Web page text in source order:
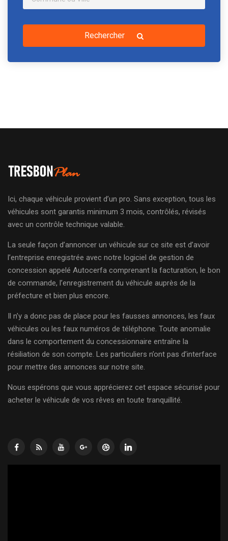
Rechercher
Ici, chaque véhicule provient d’un pro. Sans exception, tous les
véhicules sont garantis minimum 3 mois, contrôlés, révisés
avec un contrôle technique valable.
La seule façon d’annoncer un véhicule sur ce site est d’avoir
l’entreprise enregistrée avec notre logiciel de gestion de
concession appelé Autocerfa comprenant la facturation, le bon
de commande, l’enregistrement du véhicule auprès de la
préfecture et bien plus encore.
Il n’y a donc pas de place pour les fausses annonces, les faux
véhicules ou les faux numéros de téléphone. Toute anomalie
dans le comportement du concessionnaire entraîne la
résiliation de son compte. Les particuliers n’ont pas d’interface
pour mettre des annonces sur notre site.
Nous espérons que vous apprécierez cet espace sécurisé pour
acheter le véhicule de vos rêves en toute tranquillité.